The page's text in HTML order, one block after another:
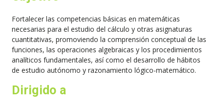
Fortalecer las competencias básicas en matemáticas
necesarias para el estudio del cálculo y otras asignaturas
cuantitativas, promoviendo la comprensión conceptual de las
funciones, las operaciones algebraicas y los procedimientos
analíticos fundamentales, así como el desarrollo de hábitos
de estudio autónomo y razonamiento lógico-matemático.
Dirigido a